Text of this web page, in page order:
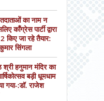
का नाम न
काँग्रेस पार्टी द्वारा
किए जा रहे तैयार:
सिंगला
श्री हनुमान मंदिर का
बड़ी धूमधाम
गया-:डॉ. राजेश